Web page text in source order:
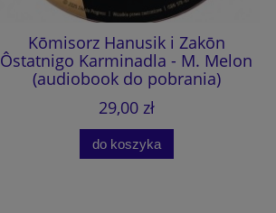
Kōmisorz Hanusik i Zakōn
Ôstatnigo Karminadla - M. Melon
(audiobook do pobrania)
29,00 zł
do koszyka